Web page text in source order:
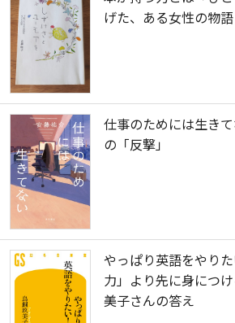
げた、ある女性の物語
仕事のためには生き
の「反撃」
やっぱり英語をやり
力」より先に身につ
美子さんの答え